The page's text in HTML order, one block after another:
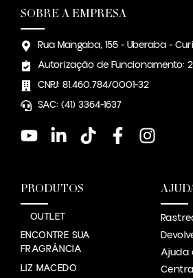
SOBRE A EMPRESA
Rua Mangaba, 155 - Uberaba -
Autorização de Funcionamento:
CNPJ: 81.460.784/0001-32
SAC: (41) 3364-1637
PRODUTOS
OUTLET
ENCONTRE SUA
FRAGRÂNCIA
LIZ MACEDO
Ajuda